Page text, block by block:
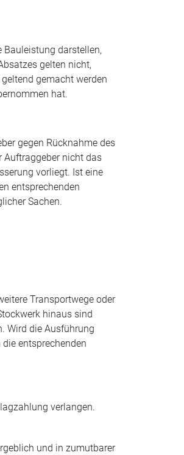
Bauleistung darstellen,
gelten nicht,
gemacht werden
hat.
gegen Rücknahme des
Auftraggeber nicht das
vorliegt. Ist eine
entsprechenden
Sachen.
Transportwege oder
hinaus sind
Wird die Ausführung
entsprechenden
verlangen.
und in zumutbarer